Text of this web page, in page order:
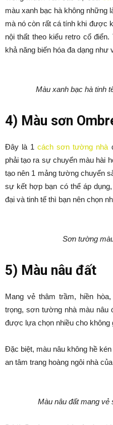
màu xanh bạc hà không những
mà nó còn rất cá tính khi được
nội thất theo kiểu retro cổ
khả năng biến hóa đa dạng như
Màu xanh bạc hà tinh
4) Màu sơn
Đây là 1cách sơn tường nhà
phải tạo ra sự chuyển màu hài
tạo nên 1 mảng tường chuyển
sự kết hợp bạn có thể áp
đại và tinh tế thì bạn nên chọn
Sơn tường
5) Màu nâu đất
Mang vẻ thâm trầm, hiền
trọng, sơn tường nhà màu nâu
được lựa chọn nhiều cho không
Đặc biệt, màu nâu không hề
an tâm trang hoàng ngôi nhà
Màu nâu đất mang vẻ